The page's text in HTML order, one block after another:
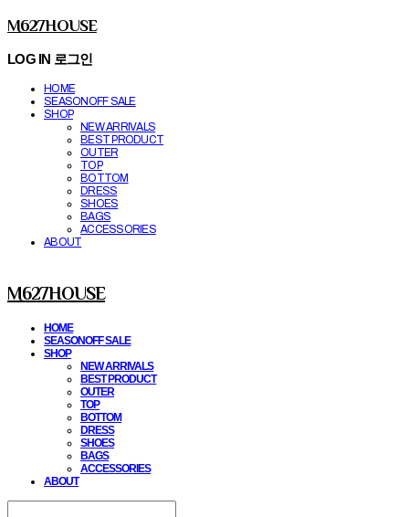
M627HOUSE
LOG IN 로그인
HOME
SEASONOFF SALE
SHOP
NEW ARRIVALS
BEST PRODUCT
OUTER
TOP
BOTTOM
DRESS
SHOES
BAGS
ACCESSORIES
ABOUT
M627HOUSE
HOME
SEASONOFF SALE
SHOP
NEW ARRIVALS
BEST PRODUCT
OUTER
TOP
BOTTOM
DRESS
SHOES
BAGS
ACCESSORIES
ABOUT